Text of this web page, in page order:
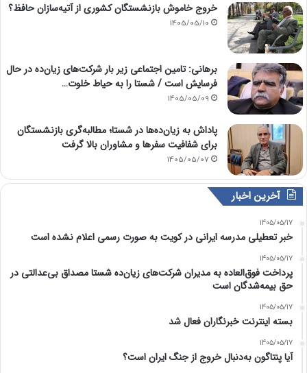
خروج خاموش بازنشستگان کشوری از آتیه‌سازان حافظ؟
1405/05/10
برهانی: تامین اجتماعی زیر بار شرکت‌های زیان‌ده در حال
فرسایش است / شستا را به حیاط خلوت…
1405/05/09
پاداش به زیان‌ده‌ها در شستا؛ مطالبه‌گری بازنشستگان
برای شفافیت سفرها و مشاوران بالا گرفت
1405/05/07
آخرین اخبار
1405/05/17
خبر تعطیلی مدرسه ایرانی در کویت به صورت رسمی اعلام نشده است
1405/05/17
پرداخت فوق‌العاده به مدیران شرکت‌های زیان‌ده شستا مصداق بی‌عدالتی در
حق بیمه‌شدگان است
1405/05/17
بسته اینترنت خبرنگاران فعال شد
1405/05/17
آیا پنتاگون به‌دنبال خروج از جنگ ایران است؟